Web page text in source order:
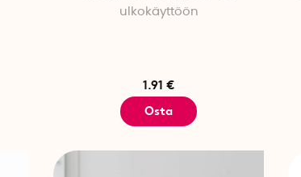
ulkokäyttöön
1.91 €
Osta